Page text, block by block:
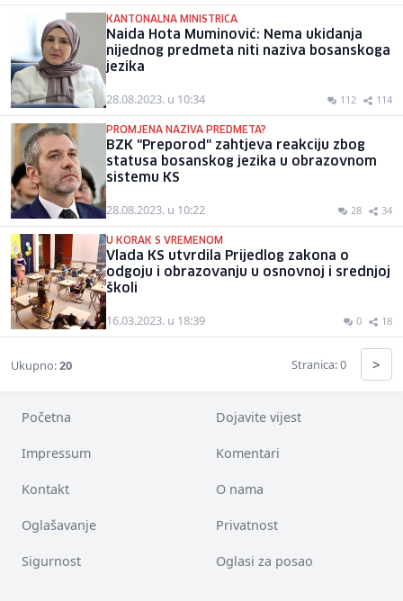
KANTONALNA MINISTRICA
Naida Hota Muminović: Nema ukidanja
nijednog predmeta niti naziva bosanskoga
jezika
28.08.2023. u 10:34 112 114
PROMJENA NAZIVA PREDMETA?
BZK "Preporod" zahtjeva reakciju zbog
statusa bosanskog jezika u obrazovnom
sistemu KS
28.08.2023. u 10:22 28 34
U KORAK S VREMENOM
Vlada KS utvrdila Prijedlog zakona o
odgoju i obrazovanju u osnovnoj i srednjoj
školi
16.03.2023. u 18:39 0 18
Ukupno:20 Stranica: 0 >
Početna Dojavite vijest
Impressum Komentari
Kontakt O nama
Oglašavanje Privatnost
Sigurnost Oglasi za posao